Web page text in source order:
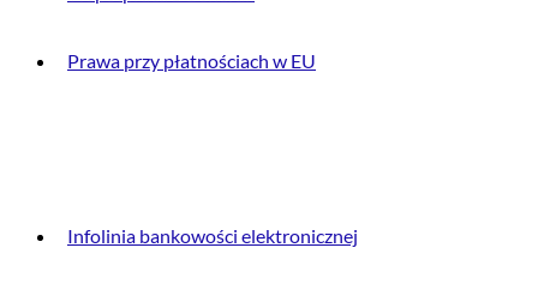
Prawa przy płatnościach w EU
Infolinia bankowości elektronicznej